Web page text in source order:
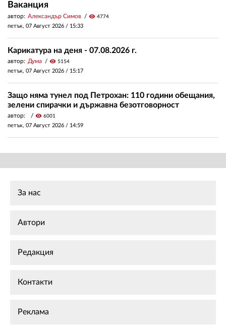
Ваканция
автор: Александър Симов visibility 4774
петък, 07 Август 2026 / 15:33
Карикатура на деня - 07.08.2026 г.
автор: Дума visibility 5154
петък, 07 Август 2026 / 15:17
Защо няма тунел под Петрохан: 110 години обещания,
зелени спирачки и държавна безотговорност
автор: visibility 6001
петък, 07 Август 2026 / 14:59
За нас
Автори
Редакция
Контакти
Реклама